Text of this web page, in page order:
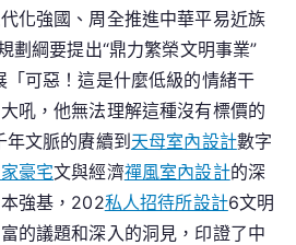
化強國、周全推進中華平易近族
劃綱要提出“鼎力繁榮文明事業”
「可惡！這是什麼低級的情緒干
吼，他無法理解這種沒有標價的
年文脈的賡續到 天母室內設計數字
豪宅文與經濟禪風室內設計的深
強基，202私人招待所設計6文明
的議題和深入的洞見，印證了中